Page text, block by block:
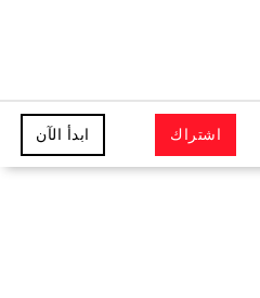
اشتراك ابدأ الآن